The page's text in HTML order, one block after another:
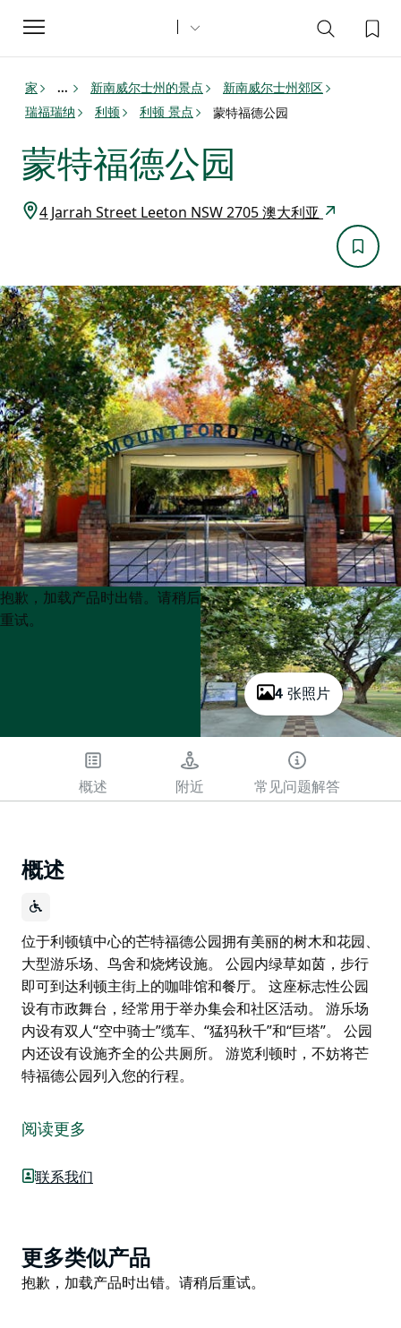
Toggle
navigation
家 ... 新南威尔士州的景点
新南威尔士州郊区
瑞福瑞纳
利顿 利顿 景点 蒙特福德公园
蒙特福德公园
4 Jarrah Street Leeton NSW 2705 澳大利亚
4 张照片
Product
List
Product
List
抱歉，加载产品时出错。请稍后
重试。
概述 附近 常见问题解答
概述
位于利顿镇中心的芒特福德公园拥有美丽的树木和花园、
大型游乐场、鸟舍和烧烤设施。 公园内绿草如茵，步行
即可到达利顿主街上的咖啡馆和餐厅。 这座标志性公园
设有市政舞台，经常用于举办集会和社区活动。 游乐场
内设有双人“空中骑士”缆车、“猛犸秋千”和“巨塔”。 公园
内还设有设施齐全的公共厕所。 游览利顿时，不妨将芒
特福德公园列入您的行程。
大型游乐场、鸟舍和烧烤设施。
厅。
游乐场内设有双人“空中骑士”缆车、“猛犸秋千”和“巨
塔”。
阅读更多
联系我们
Product
List
更多类似产品
Product
抱歉，加载产品时出错。请稍后重试。